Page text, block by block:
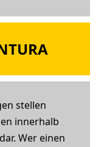
stellen
innerhalb
Wer einen